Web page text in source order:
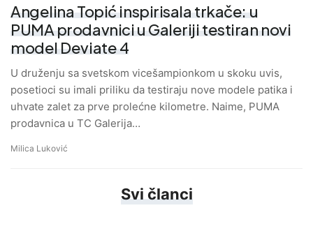
Angelina Topić inspirisala trkače: u
PUMA prodavnici u Galeriji testiran novi
model Deviate 4
U druženju sa svetskom vicešampionkom u skoku uvis,
posetioci su imali priliku da testiraju nove modele patika i
uhvate zalet za prve prolećne kilometre. Naime, PUMA
prodavnica u TC Galerija…
Milica Luković
Svi članci